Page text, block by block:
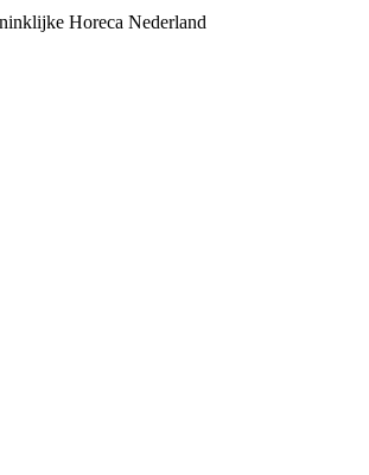
Horeca Nederland